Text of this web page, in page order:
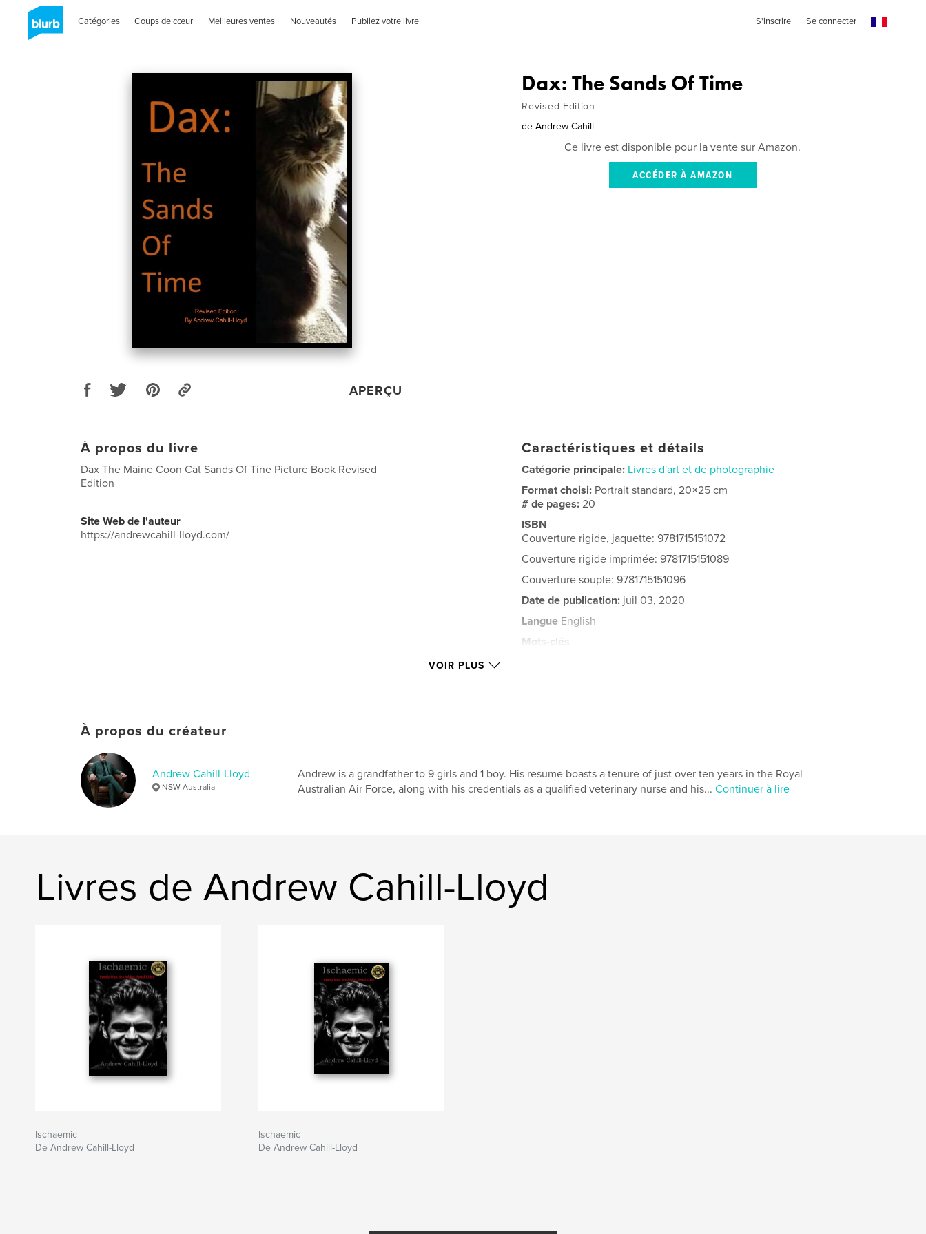
Catégories Coups de cœur Meilleures ventes Nouveautés Publiez votre livre S'inscrire Se connecter
APERÇU
Dax: The Sands Of Time
Revised Edition
de Andrew Cahill
Ce livre est disponible pour la vente sur Amazon.
ACCÉDER À AMAZON
À propos du livre
Dax The Maine Coon Cat Sands Of Tine Picture Book Revised
Edition
Site Web de l'auteur
https://andrewcahill-lloyd.com/
Caractéristiques et détails
Catégorie principale: Livres d'art et de photographie
Format choisi: Portrait standard, 20×25 cm
# de pages:20
ISBN
Couverture rigide, jaquette: 9781715151072
Couverture rigide imprimée: 9781715151089
Couverture souple: 9781715151096
Date de publication: juil 03, 2020
Langue English
Mots-clés
VOIR PLUS
À propos du créateur
Andrew Cahill-Lloyd
NSW Australia
Andrew is a grandfather to 9 girls and 1 boy. His resume boasts a tenure of just over ten years in the Royal
Australian Air Force, along with his credentials as a qualified veterinary nurse and his... Continuer à lire
Livres de Andrew Cahill-Lloyd
Ischaemic
De Andrew Cahill-Lloyd
Ischaemic
De Andrew Cahill-Lloyd